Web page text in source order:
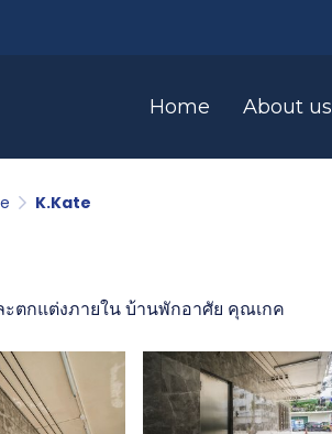
Home About us
K.Kate
ตกแต่งภายใน บ้านพักอาศัย คุณเกค